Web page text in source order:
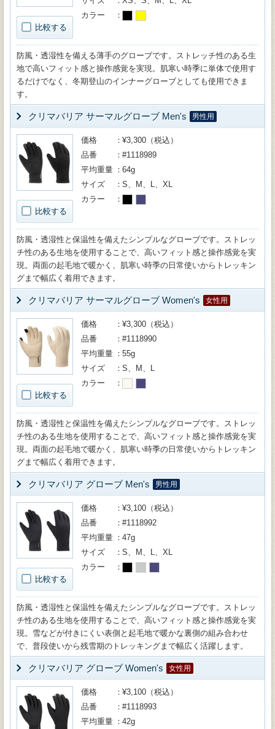
比較する
カラー
防風・透湿性を備える薄手のグローブです。ストレッチ性のある生
地で高いフィット感と操作感覚を実現。肌寒い時季に単体で使用す
るだけでなく、冬期登山のインナーグローブとしても使用できま
す。
クリマバリア サーマルグローブ Men's 男性用
比較する
価格
¥3,300（税込）
品番
#1118989
平均重量
64g
サイズ
S、M、L、XL
カラー
防風・透湿性と保温性を備えたシンプルなグローブです。ストレッ
チ性のある生地を使用することで、高いフィット感と操作感覚を実
現。両面の起毛地で暖かく、肌寒い時季の日常使いからトレッキン
グまで幅広く着用できます。
クリマバリア サーマルグローブ Women's 女性用
比較する
価格
¥3,300（税込）
品番
#1118990
平均重量
55g
サイズ
S、M、L
カラー
防風・透湿性と保温性を備えたシンプルなグローブです。ストレッ
チ性のある生地を使用することで、高いフィット感と操作感覚を実
現。両面の起毛地で暖かく、肌寒い時季の日常使いからトレッキン
グまで幅広く着用できます。
クリマバリア グローブ Men's 男性用
比較する
価格
¥3,100（税込）
品番
#1118992
平均重量
47g
サイズ
S、M、L、XL
カラー
防風・透湿性と保温性を備えたシンプルなグローブです。ストレッ
チ性のある生地を使用することで、高いフィット感と操作感覚を実
現。雪などが付きにくい表側と起毛地で暖かな裏側の組み合わせ
で、普段使いから残雪期のトレッキングまで幅広く活躍します。
クリマバリア グローブ Women's 女性用
価格
¥3,100（税込）
品番
#1118993
平均重量
42g